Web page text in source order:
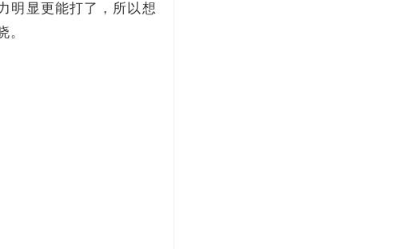
明显更能打了，所以想
。